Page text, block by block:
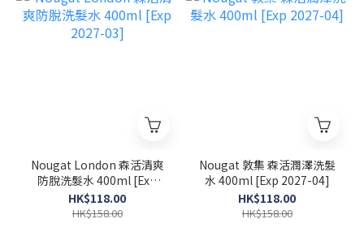
Nougat London 森活清爽
防脫洗髮水 400ml [Exp
2027-03]
HK$118.00
HK$158.00
Nougat 敦集 森活潤澤洗髮
水 400ml [Exp 2027-04]
HK$118.00
HK$158.00